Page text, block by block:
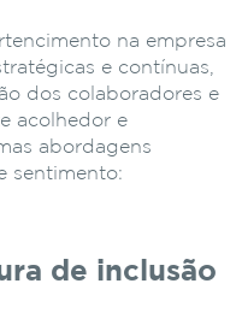
na empresa
e contínuas,
dos colaboradores e
acolhedor e
abordagens
sentimento:
de inclusão